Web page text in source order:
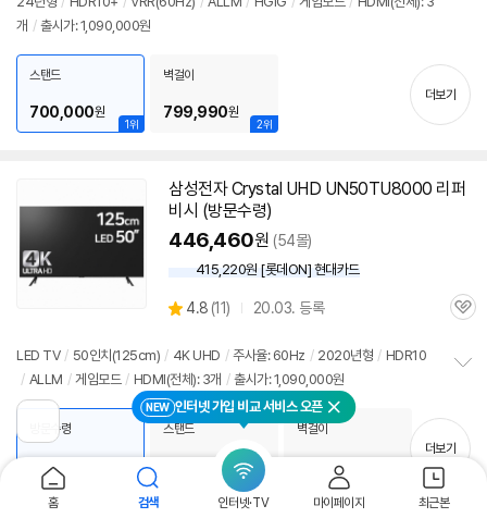
개 / 출시가: 1,090,000원
기
1위
스탠드
700,000원
2위
벽걸이
799,990원
더보기
삼성전자 Crystal UHD UN50TU8000 리퍼
비시 (방문수령)
446,460원 (54몰)
415,220원 [롯데ON] 현대카드
별
4.8 (상
리
뷰
11) 20.03. 등록
관
LED TV / 50인치 (125cm) / 4K UHD / 주사율: 60Hz / 2020년형 / HDR10
/ ALLM / 게임모드 / HDMI(전체): 3개 / 출시가: 1,090,000원
치
기
2위
방문수령
446,460
1위
스탠드
470,000 원
벽걸이
519,000
더보기
전
페
이
지
NEW 인터넷 가입 비교 서비스 오픈 닫기
홈 검색 인터넷·TV 마이페이지 최근본